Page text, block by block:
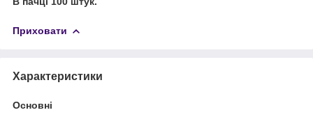
Приховати
Характеристики
Основні